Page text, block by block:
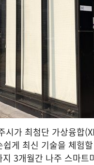
가 최첨단 가상융합
게 최신 기술을 체험
3개월간 나주 스마트